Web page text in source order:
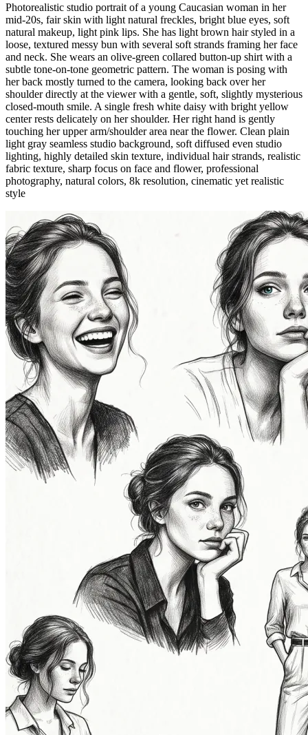
Photorealistic studio portrait of a young Caucasian woman in her
mid-20s, fair skin with light natural freckles, bright blue eyes, soft
natural makeup, light pink lips. She has light brown hair styled in a
loose, textured messy bun with several soft strands framing her face
and neck. She wears an olive-green collared button-up shirt with a
subtle tone-on-tone geometric pattern. The woman is posing with
her back mostly turned to the camera, looking back over her
shoulder directly at the viewer with a gentle, soft, slightly mysterious
closed-mouth smile. A single fresh white daisy with bright yellow
center rests delicately on her shoulder. Her right hand is gently
touching her upper arm/shoulder area near the flower. Clean plain
light gray seamless studio background, soft diffused even studio
lighting, highly detailed skin texture, individual hair strands, realistic
fabric texture, sharp focus on face and flower, professional
photography, natural colors, 8k resolution, cinematic yet realistic
style